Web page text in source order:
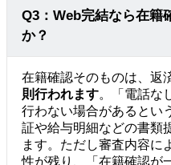
Q3：Web完結なら在籍
か？
在籍確認そのものは、返
則行われます。「電話な
行わない場合があるとい
証や給与明細などの書類
ます。ただし審査内容に
性が残り、「在籍確認が